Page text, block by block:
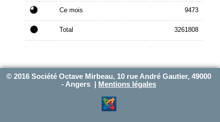
Ce mois 9473
Total 3261808
© 2016 Société Octave Mirbeau, 10 rue André Gautier, 49000
- Angers |
Mentions légales